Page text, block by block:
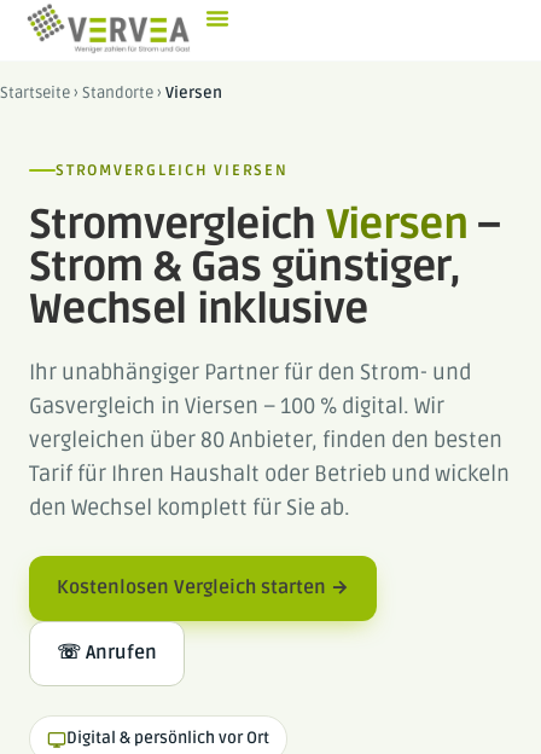
Startseite› Standorte› Viersen
STROMVERGLEICH VIERSEN
Stromvergleich Viersen –
Strom & Gas günstiger,
Wechsel inklusive
Ihr unabhängiger Partner für den Strom- und
Gasvergleich in Viersen – 100 % digital. Wir
vergleichen über 80 Anbieter, finden den besten
Tarif für Ihren Haushalt oder Betrieb und wickeln
den Wechsel komplett für Sie ab.
Kostenlosen Vergleich starten →
☏ Anrufen
Digital & persönlich vor Ort